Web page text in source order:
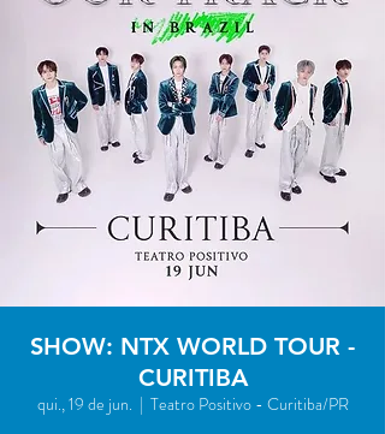
SHOW: NTX WORLD TOUR -
CURITIBA
qui., 19 de jun.
  |
Teatro Positivo - Curitiba/PR